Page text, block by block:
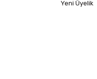
Yeni Üyelik